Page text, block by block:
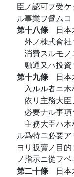
臣ノ認可ヲ受
ル事業ヲ營ム
第十八條 日
外ノ株式會
消費スルモ
融通又ハ投
第十九條 日
入ルル者ニ
依リ主務大
必要ナル事
主務大臣ハ
ル爲特ニ必要
ヨリ販賣ノ目
ノ指示ニ從フ
第二十條 日